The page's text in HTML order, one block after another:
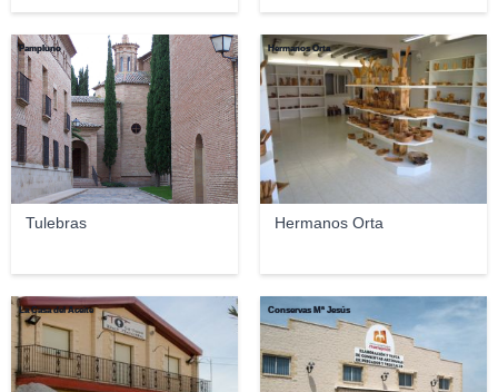
Tulebras
Pampluno
Hermanos Orta
Hermanos Orta
La Casa del Aceite Conservas Mª Jesús